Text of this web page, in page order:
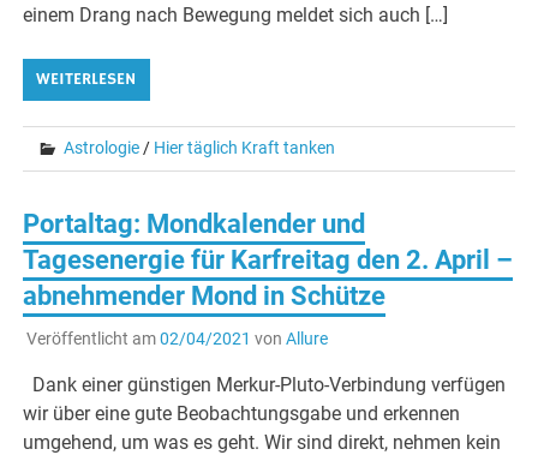
einem Drang nach Bewegung meldet sich auch […]
WEITERLESEN
Astrologie/ Hier täglich Kraft tanken
Portaltag: Mondkalender und
Tagesenergie für Karfreitag den 2. April –
abnehmender Mond in Schütze
Veröffentlicht am02/04/2021 von Allure
Dank einer günstigen Merkur-Pluto-Verbindung verfügen
wir über eine gute Beobachtungsgabe und erkennen
umgehend, um was es geht. Wir sind direkt, nehmen kein